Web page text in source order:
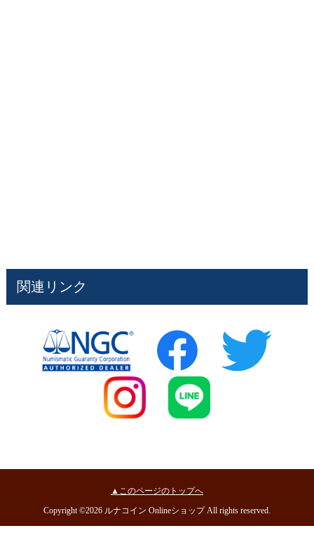
関連リンク
▲このページのトップへ
Copyright ©2026 ルナコイン Onlineショップ All rights reserved.